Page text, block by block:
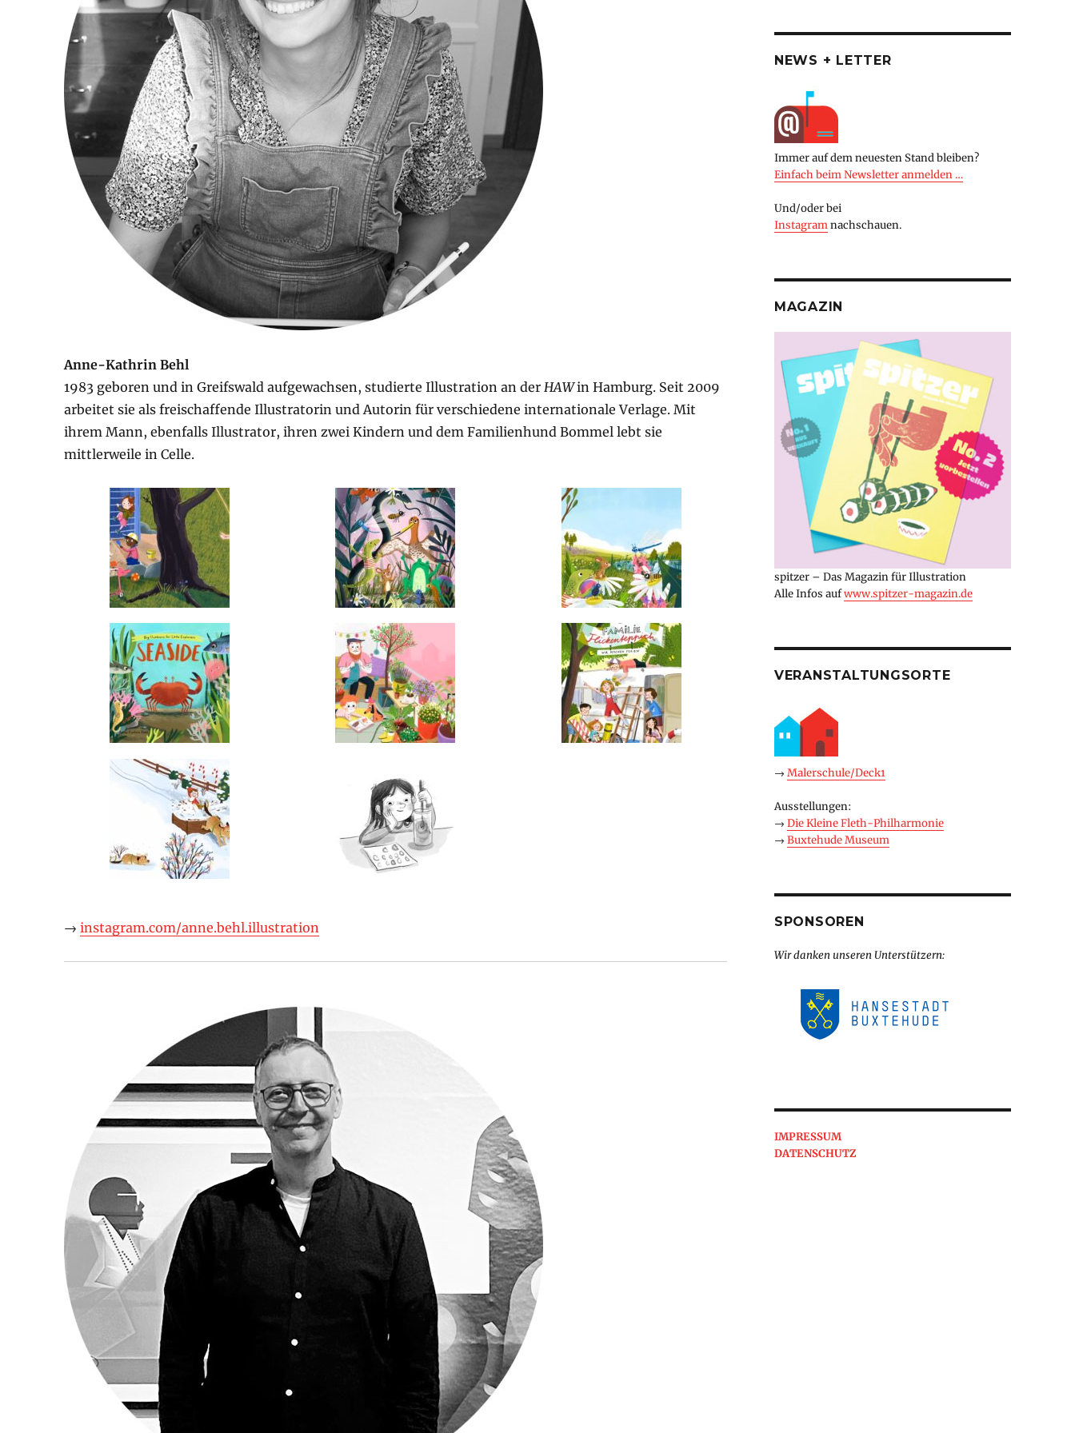
Anne-Kathrin Behl
1983 geboren und in Greifswald aufgewachsen, studierte Illustration an derHAWin Hamburg. Seit 2009
arbeitet sie als freischaffende Illustratorin und Autorin für verschiedene internationale Verlage. Mit
ihrem Mann, ebenfalls Illustrator, ihren zwei Kindern und dem Familienhund Bommel lebt sie
mittlerweile in Celle.
→instagram.com/anne.behl.illustration
NEWS + LETTER
Immer auf dem neuesten Stand bleiben?
Einfach beim Newsletter anmelden …
Und/oder bei
Instagramnachschauen.
MAGAZIN
spitzer – Das Magazin für Illustration
Alle Infos aufwww.spitzer-magazin.de
VERANSTALTUNGSORTE
→ Malerschule/Deck1
Ausstellungen:
→ Die Kleine Fleth-Philharmonie
→ Buxtehude Museum
SPONSOREN
Wir danken unseren Unterstützern:
IMPRESSUM
DATENSCHUTZ